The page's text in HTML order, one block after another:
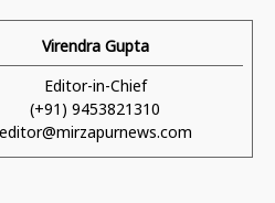
Virendra Gupta
Editor-in-Chief
(+91) 9453821310
editor@mirzapurnews.com